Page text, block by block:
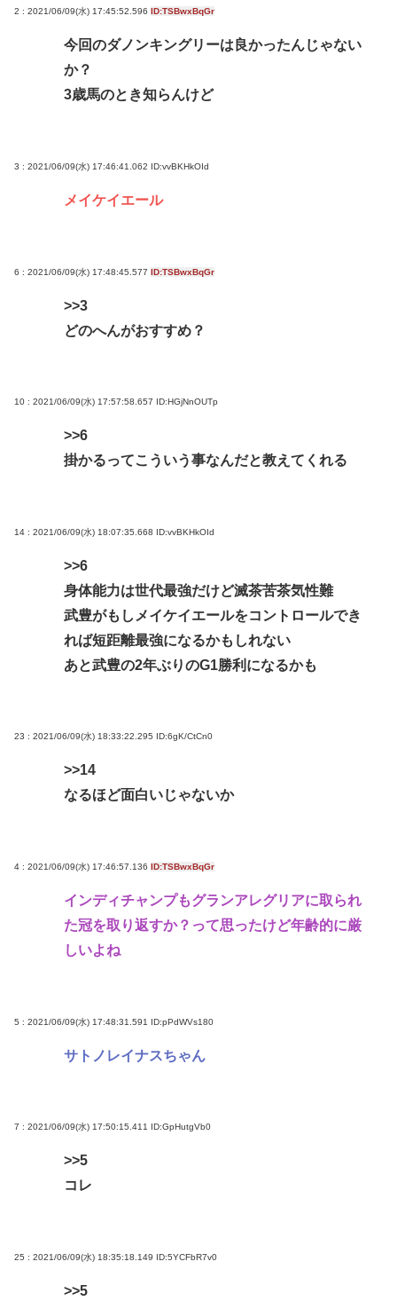
グリーンコーラ？！
誤って脳幹を摘出された女性､重篤な植物状態だが､
意識は正常で何かを思考していると判明
【訃報】外国人さんにまだバレてないガチで美味い
買い込んだ米が売れず「損切り祭り」開幕へ
【画像】男の一人暮らし部屋、結局このあたりが最
Powered by livedoor 相互RSS
2 : 2021/06/09(水) 17:45:52.596 ID:TSBwxBqGr
今回のダノンキングリーは良かったんじゃない
か？
3歳馬のとき知らんけど
3 : 2021/06/09(水) 17:46:41.062 ID:vvBKHkOId
メイケイエール
6 : 2021/06/09(水) 17:48:45.577 ID:TSBwxBqGr
>>3
どのへんがおすすめ？
10 : 2021/06/09(水) 17:57:58.657 ID:HGjNnOUTp
>>6
掛かるってこういう事なんだと教えてくれる
14 : 2021/06/09(水) 18:07:35.668 ID:vvBKHkOId
>>6
身体能力は世代最強だけど滅茶苦茶気性難
武豊がもしメイケイエールをコントロールでき
れば短距離最強になるかもしれない
あと武豊の2年ぶりのG1勝利になるかも
23 : 2021/06/09(水) 18:33:22.295 ID:6gK/CtCn0
>>14
なるほど面白いじゃないか
4 : 2021/06/09(水) 17:46:57.136 ID:TSBwxBqGr
インディチャンプもグランアレグリアに取られ
た冠を取り返すか？って思ったけど年齢的に厳
しいよね
5 : 2021/06/09(水) 17:48:31.591 ID:pPdWVs180
サトノレイナスちゃん
7 : 2021/06/09(水) 17:50:15.411 ID:GpHutgVb0
>>5
コレ
25 : 2021/06/09(水) 18:35:18.149 ID:5YCFbR7v0
>>5